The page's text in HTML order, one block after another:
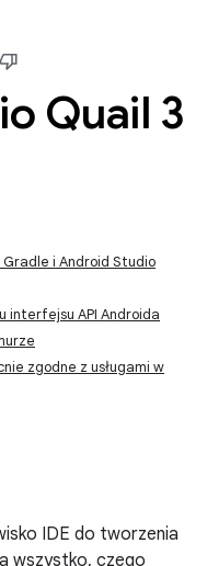
Quail 3
Gradle i Android Studio
interfejsu API Androida
zgodne z usługami w
IDE do tworzenia
wszystko, czego